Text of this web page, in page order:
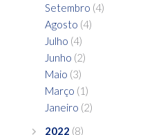
Setembro (4)
Agosto (4)
Julho (4)
Junho (2)
Maio (3)
Março (1)
Janeiro (2)
2022 (8)